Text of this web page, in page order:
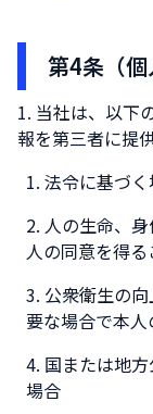
第4条（個
当社は、以下
報を第三者に提
法令に基づ
人の生命、
人の同意を得
公衆衛生の
要な場合で本
国または地
場合